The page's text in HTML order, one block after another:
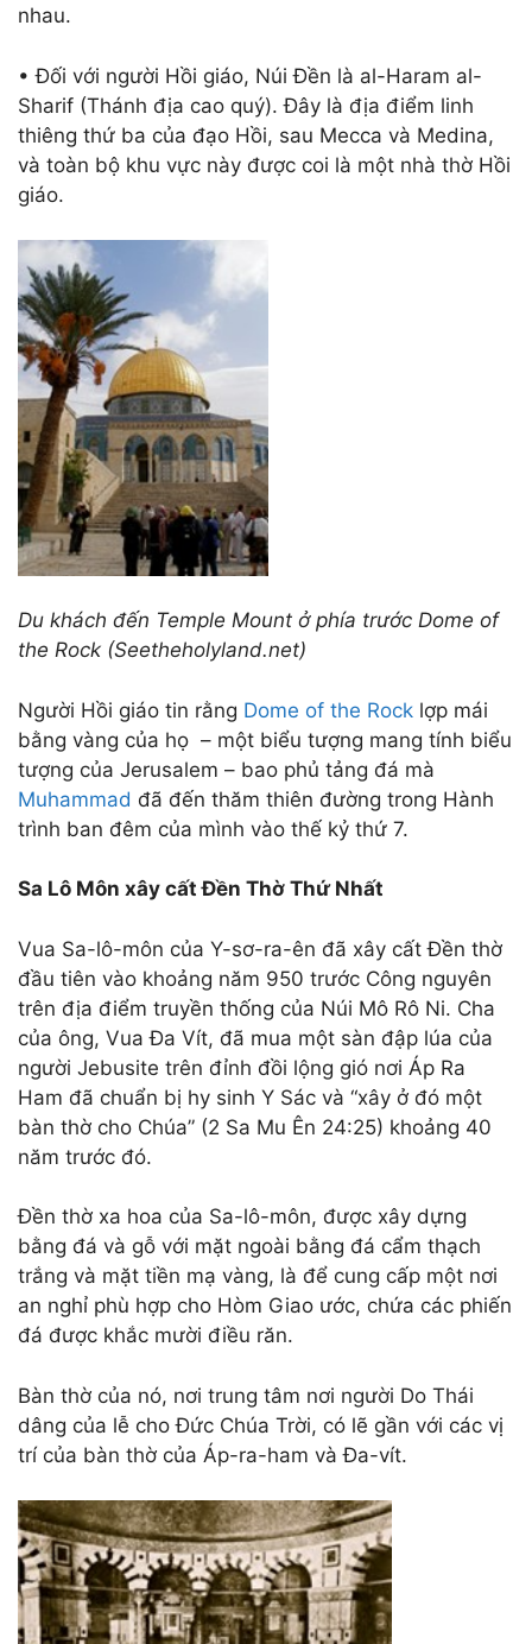
nhau.
• Đối với người Hồi giáo, Núi Đền là al-Haram al-
Sharif (Thánh địa cao quý). Đây là địa điểm linh
thiêng thứ ba của đạo Hồi, sau Mecca và Medina,
và toàn bộ khu vực này được coi là một nhà thờ Hồi
giáo.
Du khách đến Temple Mount ở phía trước Dome of
the Rock (Seetheholyland.net)
Người Hồi giáo tin rằng Dome of the Rock lợp mái
bằng vàng của họ – một biểu tượng mang tính biểu
tượng của Jerusalem – bao phủ tảng đá mà
Muhammad đã đến thăm thiên đường trong Hành
trình ban đêm của mình vào thế kỷ thứ 7.
Sa Lô Môn xây cất Đền Thờ Thứ Nhất
Vua Sa-lô-môn của Y-sơ-ra-ên đã xây cất Đền thờ
đầu tiên vào khoảng năm 950 trước Công nguyên
trên địa điểm truyền thống của Núi Mô Rô Ni. Cha
của ông, Vua Đa Vít, đã mua một sàn đập lúa của
người Jebusite trên đỉnh đồi lộng gió nơi Áp Ra
Ham đã chuẩn bị hy sinh Y Sác và “xây ở đó một
bàn thờ cho Chúa” (2 Sa Mu Ên 24:25) khoảng 40
năm trước đó.
Đền thờ xa hoa của Sa-lô-môn, được xây dựng
bằng đá và gỗ với mặt ngoài bằng đá cẩm thạch
trắng và mặt tiền mạ vàng, là để cung cấp một nơi
an nghỉ phù hợp cho Hòm Giao ước, chứa các phiến
đá được khắc mười điều răn.
Bàn thờ của nó, nơi trung tâm nơi người Do Thái
dâng của lễ cho Đức Chúa Trời, có lẽ gần với các vị
trí của bàn thờ của Áp-ra-ham và Đa-vít.